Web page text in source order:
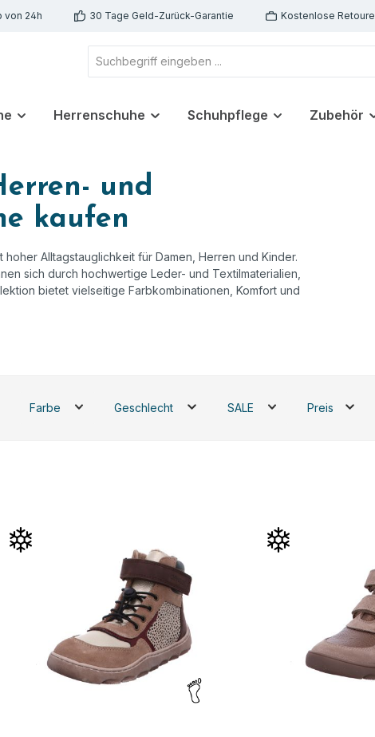
von 24h 30 Tage Geld-Zurück-Garantie Kostenlose Retoure
Herrenschuhe Schuhpflege Zubehör
und
kaufen
Alltagstauglichkeit für Damen, Herren und Kinder.
sich durch hochwertige Leder- und Textilmaterialien,
bietet vielseitige Farbkombinationen, Komfort und
Farbe Geschlecht SALE Preis